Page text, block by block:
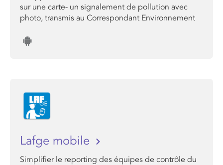
sur une carte- un signalement de pollution avec
photo, transmis au Correspondant Environnement
Lafge mobile
Simplifier le reporting des équipes de contrôle du